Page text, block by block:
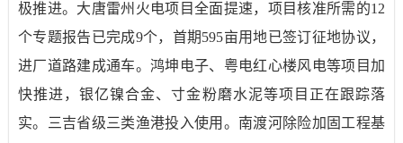
极推进。大唐雷州火电项目全面提速，项目核准所需的12
个专题报告已完成9个，首期595亩用地已签订征地协议，
进厂道路建成通车。鸿坤电子、粤电红心楼风电等项目加
快推进，银亿镍合金、寸金粉磨水泥等项目正在跟踪落
实。三吉省级三类渔港投入使用。南渡河除险加固工程基